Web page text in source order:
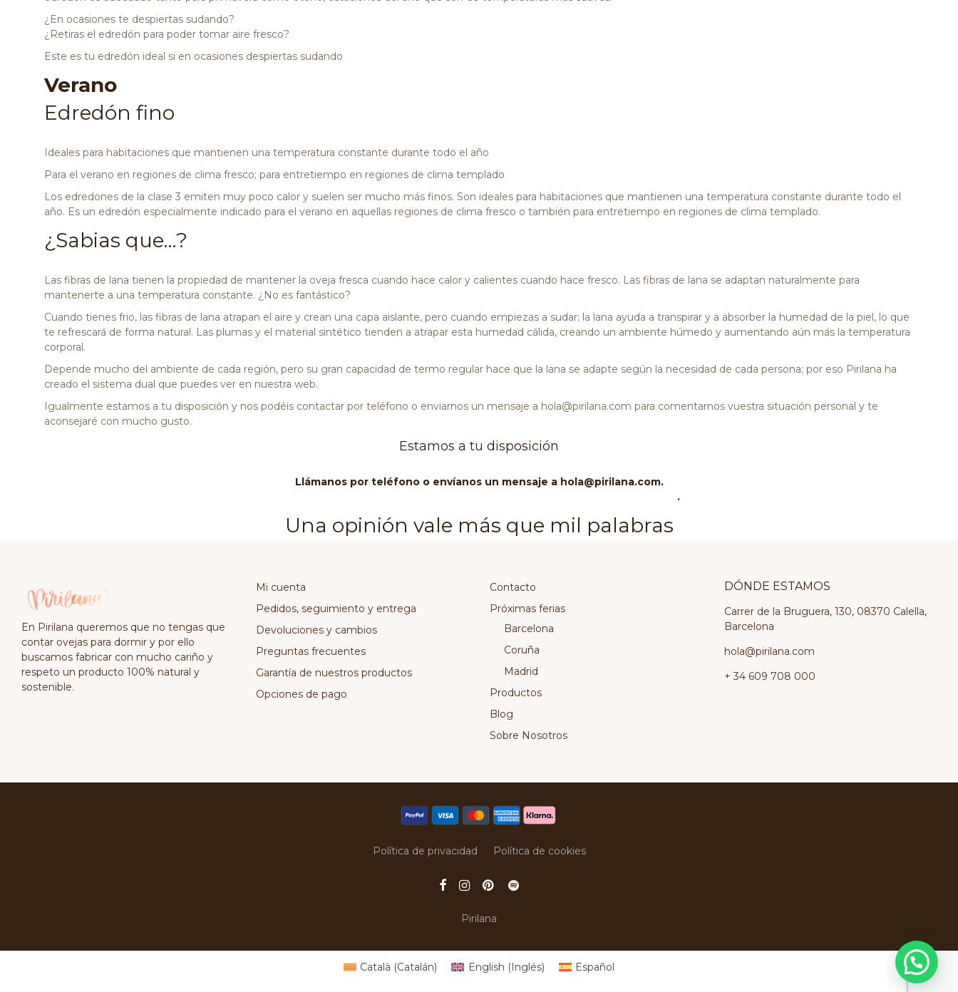
¿En ocasiones te despiertas sudando?
¿Retiras el edredón para poder tomar aire fresco?
Este es tu edredón ideal si en ocasiones despiertas sudando
Verano
Edredón fino
Ideales para habitaciones que mantienen una temperatura constante durante todo el año
Para el verano en regiones de clima fresco; para entretiempo en regiones de clima templado
Los edredones de la clase 3 emiten muy poco calor y suelen ser mucho más finos. Son ideales para habitaciones que mantienen una temperatura constante durante todo el
año. Es un edredón especialmente indicado para el verano en aquellas regiones de clima fresco o también para entretiempo en regiones de clima templado.
¿Sabias que…?
Las fibras de lana tienen la propiedad de mantener la oveja fresca cuando hace calor y calientes cuando hace fresco. Las fibras de lana se adaptan naturalmente para
mantenerte a una temperatura constante. ¿No es fantástico?
Cuando tienes frio, las fibras de lana atrapan el aire y crean una capa aislante, pero cuando empiezas a sudar; la lana ayuda a transpirar y a absorber la humedad de la piel, lo que
te refrescará de forma natural. Las plumas y el material sintético tienden a atrapar esta humedad cálida, creando un ambiente húmedo y aumentando aún más la temperatura
corporal.
Depende mucho del ambiente de cada región, pero su gran capacidad de termo regular hace que la lana se adapte según la necesidad de cada persona; por eso Pirilana ha
creado el sistema dual que puedes ver en nuestra web.
Igualmente estamos a tu disposición y nos podéis contactar por teléfono o enviarnos un mensaje a hola@pirilana.com para comentarnos vuestra situación personal y te
aconsejaré con mucho gusto.
Estamos a tu disposición
Llámanos por teléfono o envíanos un mensaje a hola@pirilana.com.
.
Una opinión vale más que mil palabras
En Pirilana queremos que no tengas que
contar ovejas para dormir y por ello
buscamos fabricar con mucho cariño y
respeto un producto 100% natural y
sostenible.
Mi cuenta
Pedidos, seguimiento y entrega
Devoluciones y cambios
Preguntas frecuentes
Garantía de nuestros productos
Opciones de pago
Contacto
Próximas ferias
Barcelona
Coruña
Madrid
Productos
Blog
Sobre Nosotros
DÓNDE ESTAMOS
Carrer de la Bruguera, 130, 08370 Calella,
Barcelona
hola@pirilana.com
+ 34 609 708 000
Política de privacidad Política de cookies
Pirilana
Català (Catalán) English (Inglés) Español